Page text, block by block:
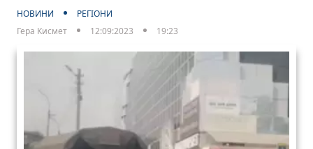
НОВИНИ
РЕГІОНИ
Гера Кисмет
12:09:2023 19:23